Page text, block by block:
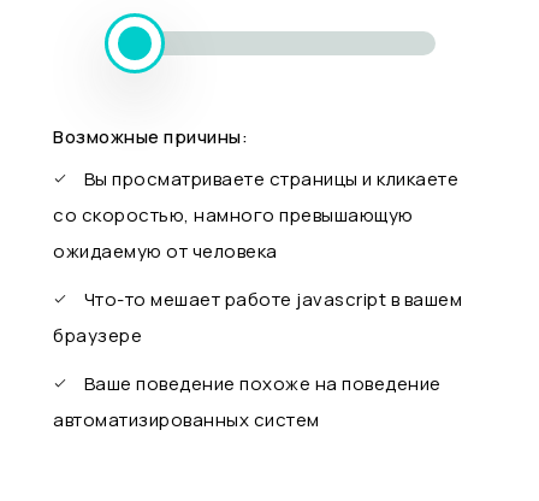
Возможные причины:
Вы просматриваете страницы и кликаете
со скоростью, намного превышающую
ожидаемую от человека
Что-то мешает работе javascript в вашем
браузере
Ваше поведение похоже на поведение
автоматизированных систем